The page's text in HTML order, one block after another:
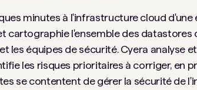
minutes à l'infrastructure cloud d'une
cartographie l'ensemble des datastores
les équipes de sécurité. Cyera analyse
les risques prioritaires à corriger, en
se contentent de gérer la sécurité de